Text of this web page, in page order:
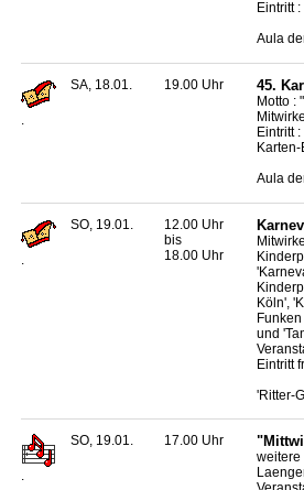
Eintritt
Aula
.
SA, 18.01. 19.00 Uhr 45.
Motto :
Eintritt
Aula
SO, 19.01.
12.00 Uhr
bis
18.00 Uhr
Köln',
und
Eintritt
'Ritter-
.
SO, 19.01. 17.00 Uhr
weitere